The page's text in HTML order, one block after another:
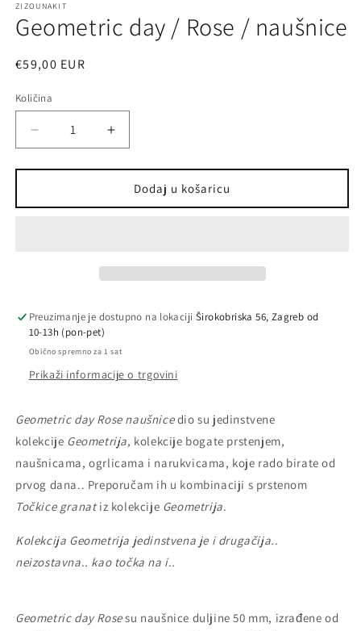
okviru
ZIZOUNAKIT
Geometric day / Rose / naušnice
Redovna
€59,00 EUR
Količina
Količina
Smanji
količinu
proizvoda
day
Povećaj
količinu
proizvoda
Geometric
day
Dodaj u košaricu
Preuzimanje je dostupno na lokaciji Širokobriska 56, Zagreb od
10-13h (pon-pet)
Obično spremno za 1 sat
Prikaži informacije o trgovini
Geometric day Rose naušnicedio su jedinstvene
kolekcije Geometrija, kolekcije bogate prstenjem,
naušnicama, ogrlicama i narukvicama, koje rado birate od
prvog dana.. Preporučam ih u kombinaciji s prstenom
Točkice granatiz kolekcije Geometrija.
Kolekcija Geometrija jedinstvena je i drugačija..
neizostavna.. kao točka na i..
Geometric day Rosesu naušnice duljine 50 mm, izrađene od